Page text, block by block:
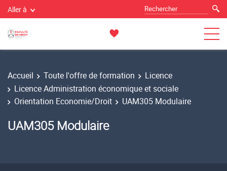
Aller à
Accueil Toute l'offre de formation
Licence
Licence Administration économique et sociale
Orientation Economie/Droit
UAM305 Modulaire
UAM305 Modulaire